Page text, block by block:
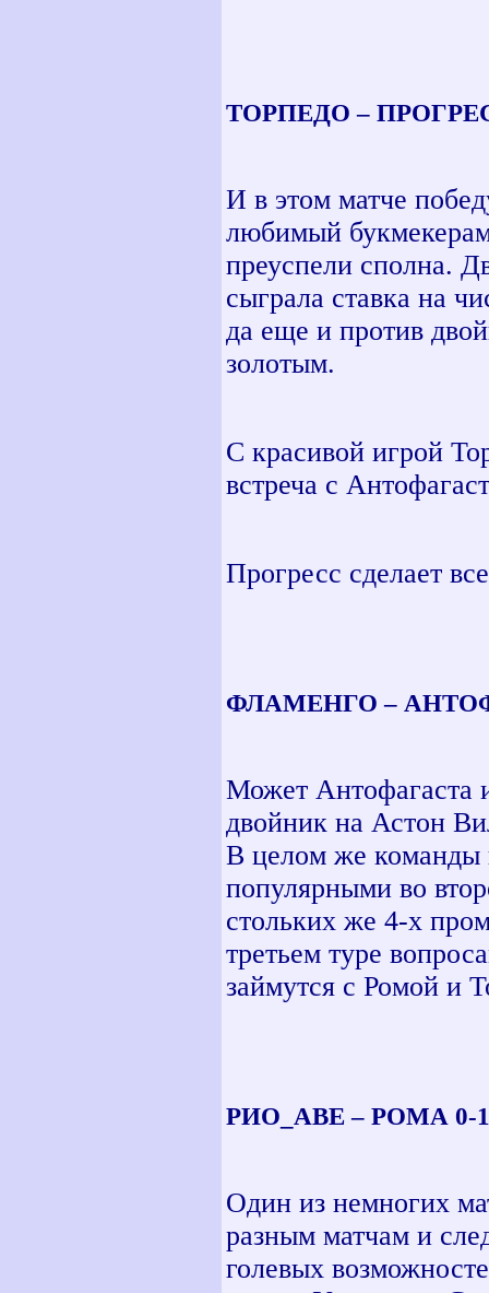
ТОРПЕДО –
И в этом матче
любимый
преуспели сполна.
сыграла ставка на
да еще и против
золотым.
С красивой игрой
встреча с
Прогресс сделает
ФЛАМЕНГО –
Может Антофагаста
двойник на Астон
В целом же команды
популярными во
стольких же 4-х
третьем туре
займутся с Ромой и
РИО_АВЕ – РОМА 0-1
Один из немногих
разным матчам и
голевых